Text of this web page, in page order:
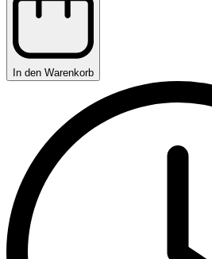
In den Warenkorb